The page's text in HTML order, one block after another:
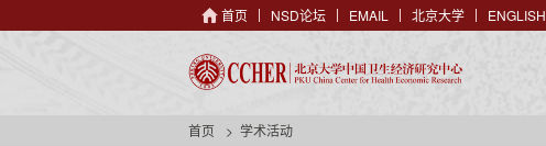
首页 NSD论坛 EMAIL 北京大学 ENGLISH
首页 学术活动